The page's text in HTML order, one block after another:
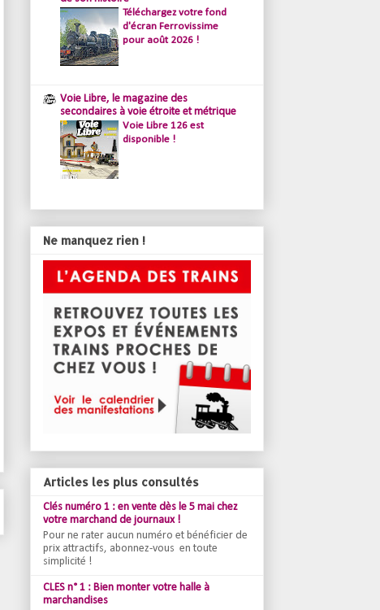
Téléchargez votre fond
d'écran Ferrovissime
pour août 2026 !
Voie Libre, le magazine des
secondaires à voie étroite et métrique
Voie Libre 126 est
disponible !
Ne manquez rien !
Articles les plus consultés
Clés numéro 1 : en vente dès le 5 mai chez
votre marchand de journaux !
Pour ne rater aucun numéro et bénéficier de
prix attractifs, abonnez-vous en toute
simplicité !
CLES n° 1 : Bien monter votre halle à
marchandises